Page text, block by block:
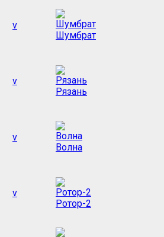
v
Шумбрат
v
Рязань
v
Волна
v
Ротор-2